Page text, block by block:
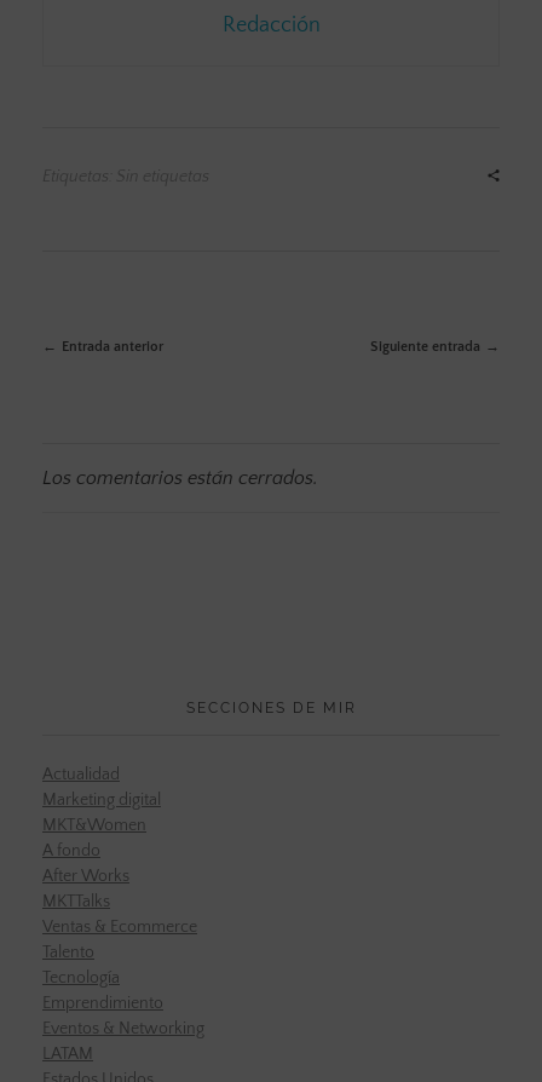
Redacción
Etiquetas: Sin etiquetas
Entrada anterior Siguiente entrada
Los comentarios están cerrados.
SECCIONES DE MIR
Actualidad
Marketing digital
MKT&Women
A fondo
After Works
MKTTalks
Ventas & Ecommerce
Talento
Tecnología
Emprendimiento
Eventos & Networking
LATAM